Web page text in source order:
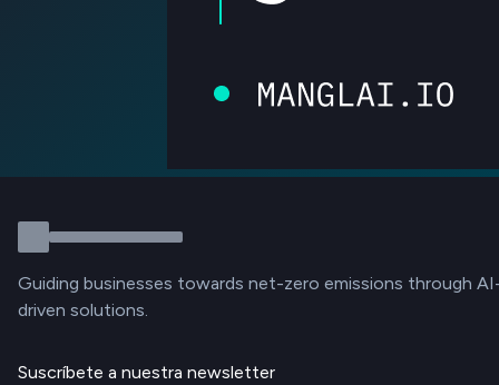
Guiding businesses towards net-zero emissions through
driven solutions.
Suscríbete a nuestra newsletter